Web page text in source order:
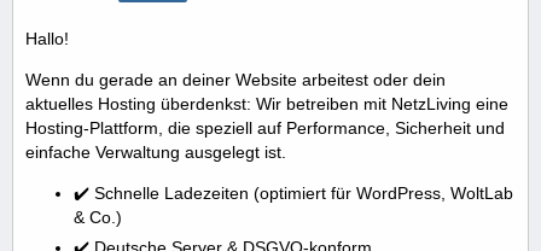
Hallo!
Wenn du gerade an deiner Website arbeitest oder dein
aktuelles Hosting überdenkst: Wir betreiben mit NetzLiving eine
Hosting-Plattform, die speziell auf Performance, Sicherheit und
einfache Verwaltung ausgelegt ist.
✔️ Schnelle Ladezeiten (optimiert für WordPress, WoltLab
& Co.)